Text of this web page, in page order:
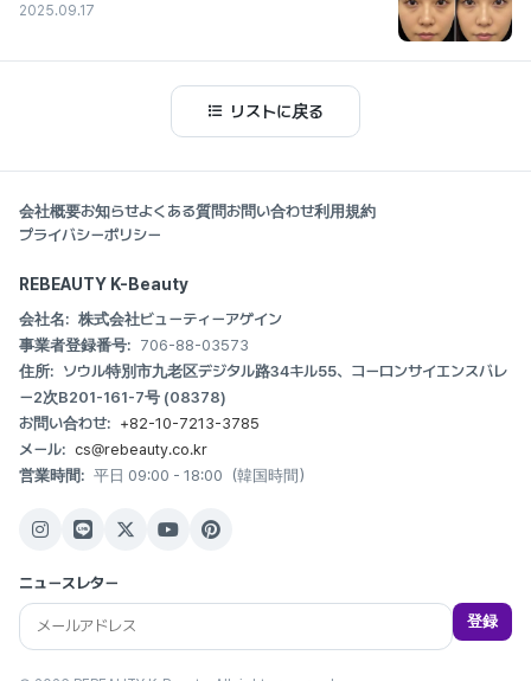
2025.09.17
リストに戻る
会社概要お知らせよくある質問お問い合わせ利用規約
プライバシーポリシー
REBEAUTY K-Beauty
会社名: 株式会社ビューティーアゲイン
事業者登録番号: 706-88-03573
住所: ソウル特別市九老区デジタル路34キル55、コーロンサイエンスバレ
ー2次B201-161-7号 (08378)
お問い合わせ: +82-10-7213-3785
メール: cs@rebeauty.co.kr
営業時間: 平日 09:00 - 18:00（韓国時間）
ニュースレター
登録